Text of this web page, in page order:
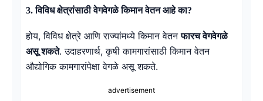
3. विविध क्षेत्रांसाठी वेगवेगळे किमान वेतन आहे का?
होय, विविध क्षेत्रे आणि राज्यांमध्ये किमान वेतनफारच वेगवेगळे
असू शकते. उदाहरणार्थ, कृषी कामगारांसाठी किमान वेतन
औद्योगिक कामगारांपेक्षा वेगळे असू शकते.
advertisement